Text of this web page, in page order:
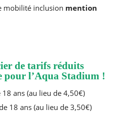
mobilité inclusion mention
de tarifs réduits
pour l’Aqua Stadium !
ans (au lieu de 4,50€)
18 ans (au lieu de 3,50€)